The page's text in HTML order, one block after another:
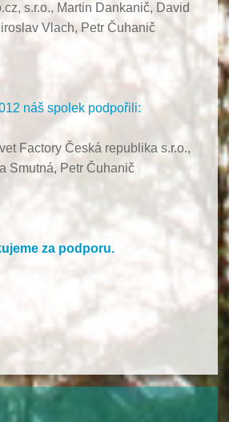
s.r.o., Martin Dankanič, David
Vlach, Petr Čuhanič
náš spolek podpořili:
Factory Česká republika s.r.o.,
Smutná, Petr Čuhanič
za podporu.